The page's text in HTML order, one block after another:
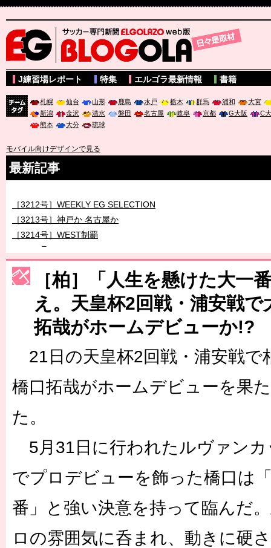
サッカー専門新聞ELGOLAZO web版 BLOGOLA
J練習場レポート 特集 エルゴラ最新情報 書籍
札幌 仙台 山形 鹿島 水戸 栃木 群馬 浦和
大宮
新潟
金沢 清水 磐田 名古屋 岐阜 京都 G大阪
C
熊本
大分 琉球
モバイル向けデザインで見る
最新記事
［3212号］WEEKLY EG SELECTION
［3213号］神戸か 名古屋か
［3214号］WEST制覇
［3215号］WEEKLY EG SELECTION
［3216号］行く末占うラストワン
［3217号］最高の景色へ出国
［3218号］WEEKLY EG SELECTION
［3219号］特別な覇者へ 大逆転か連破か
［3220号］伝説の王者、黄金のシャーレ
［柏］「人生を懸けた大一
え。天皇杯2回戦・浦安戦
拓哉がホームデビューか!?
21日の天皇杯2回戦・浦安戦で
橋口拓哉がホームデビューを果
た。
5月31日に行われたルヴァンカ
でプロデビューを飾った橋口は
番」と強い決意を持って臨んだ
ロの雰囲気に呑まれ、動きに硬